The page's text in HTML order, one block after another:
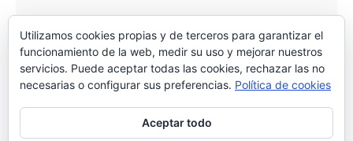
Archivo
Utilizamos cookies propias y de terceros para garantizar el
funcionamiento de la web, medir su uso y mejorar nuestros
servicios. Puede aceptar todas las cookies, rechazar las no
necesarias o configurar sus preferencias. Política de cookies
Aceptar todo